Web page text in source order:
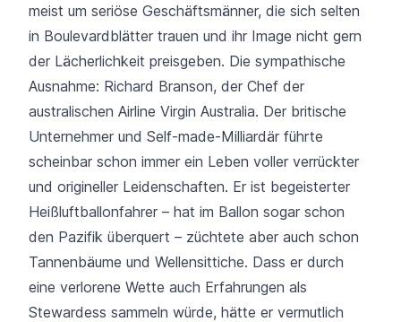
meist um seriöse Geschäftsmänner, die sich selten
in Boulevardblätter trauen und ihr Image nicht gern
der Lächerlichkeit preisgeben. Die sympathische
Ausnahme: Richard Branson, der Chef der
australischen Airline Virgin Australia. Der britische
Unternehmer und Self-made-Milliardär führte
scheinbar schon immer ein Leben voller verrückter
und origineller Leidenschaften. Er ist begeisterter
Heißluftballonfahrer – hat im Ballon sogar schon
den Pazifik überquert – züchtete aber auch schon
Tannenbäume und Wellensittiche. Dass er durch
eine verlorene Wette auch Erfahrungen als
Stewardess sammeln würde, hätte er vermutlich